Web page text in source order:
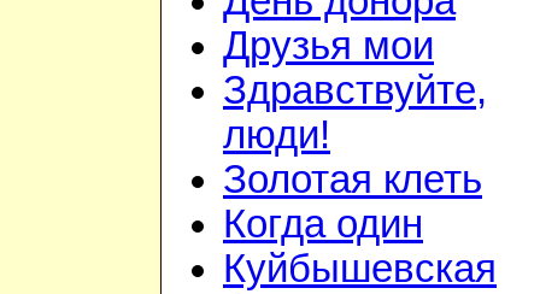
Друзья мои
Здравствуйте,
люди!
Золотая клеть
Когда один
Куйбышевская